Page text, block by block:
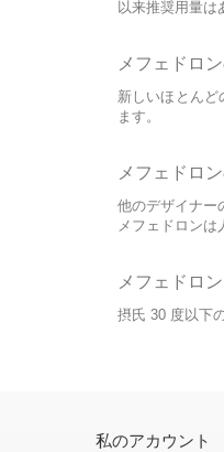
以来推奨用量は
メフェドロ
新しいほとんど
ます。
メフェドロ
他のデザイナー
メフェドロン
メフェドロ
摂氏 30 度以下
私のアカウント